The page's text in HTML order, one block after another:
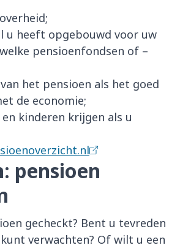
u heeft opgebouwd voor uw
pensioenfondsen of –
het pensioen als het goed
de economie;
kinderen krijgen als u
pensioen
gecheckt? Bent u tevreden
verwachten? Of wilt u een